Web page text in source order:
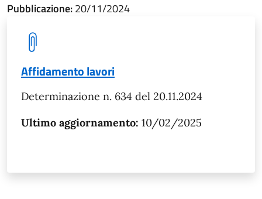
Pubblicazione:20/11/2024
Affidamento lavori
Determinazione n. 634 del 20.11.2024
Ultimo aggiornamento: 10/02/2025